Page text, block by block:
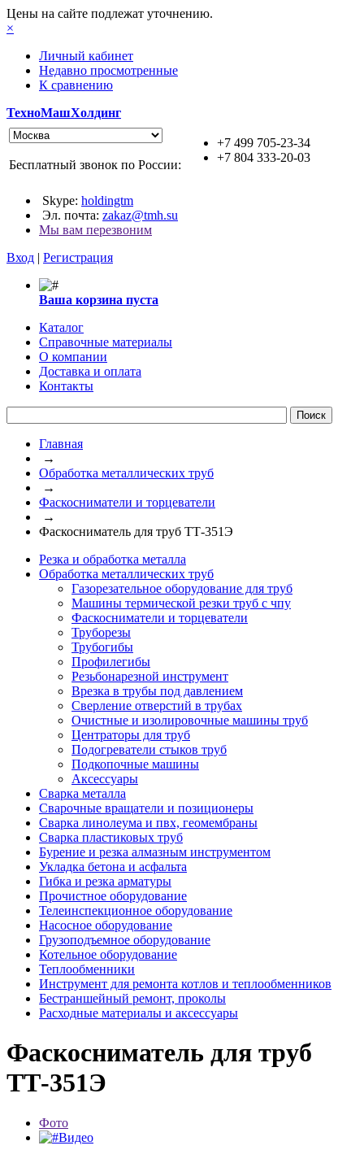
Цены на сайте подлежат уточнению.
×
Личный кабинет
Недавно просмотренные
К сравнению
ТехноМашХолдинг
+7 499 705-23-34
+7 804 333-20-03
Бесплатный звонок по России:
Skype: holdingtm
Эл. почта: zakaz@tmh.su
Мы вам перезвоним
Вход | Регистрация
Ваша корзина пуста
Каталог
Справочные материалы
О компании
Доставка и оплата
Контакты
Главная
→
Обработка металлических труб
→
Фаскосниматели и торцеватели
→
Фаскосниматель для труб ТТ-351Э
Резка и обработка металла
Обработка металлических труб
Газорезательное оборудование для труб
Машины термической резки труб с чпу
Фаскосниматели и торцеватели
Труборезы
Трубогибы
Профилегибы
Резьбонарезной инструмент
Врезка в трубы под давлением
Сверление отверстий в трубах
Очистные и изолировочные машины труб
Центраторы для труб
Подогреватели стыков труб
Подкопочные машины
Аксессуары
Сварка металла
Сварочные вращатели и позиционеры
Сварка линолеума и пвх, геомембраны
Сварка пластиковых труб
Бурение и резка алмазным инструментом
Укладка бетона и асфальта
Гибка и резка арматуры
Прочистное оборудование
Телеинспекционное оборудование
Насосное оборудование
Грузоподъемное оборудование
Котельное оборудование
Теплообменники
Инструмент для ремонта котлов и теплообменников
Бестраншейный ремонт, проколы
Расходные материалы и аксессуары
Фаскосниматель для труб
ТТ-351Э
Фото
Видео